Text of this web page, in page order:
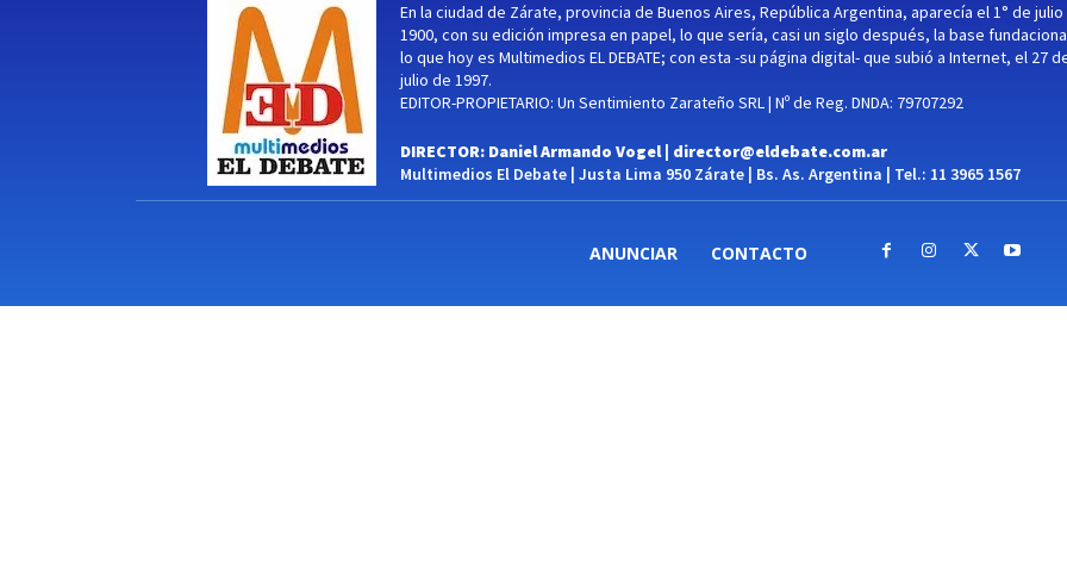
En la ciudad de Zárate, provincia de Buenos Aires, República Argentina, aparecía el 1° de
1900, con su edición impresa en papel, lo que sería, casi un siglo después, la base
lo que hoy es Multimedios EL DEBATE; con esta -su página digital- que subió a Internet, el 27
julio de 1997.
EDITOR-PROPIETARIO: Un Sentimiento Zarateño SRL | Nº de Reg. DNDA: 79707292
DIRECTOR: Daniel Armando Vogel | director@eldebate.com.ar
Multimedios El Debate | Justa Lima 950 Zárate | Bs. As. Argentina | Tel.: 11 3965 1567
ANUNCIAR CONTACTO